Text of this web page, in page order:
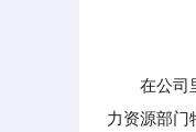
在公司
力资源部门